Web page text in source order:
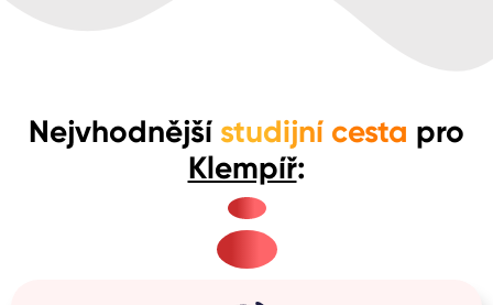
Nejvhodnější studijní cesta pro
Klempíř: